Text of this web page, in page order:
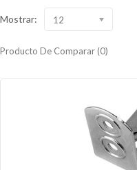
Mostrar: 12
Producto De Comparar (0)